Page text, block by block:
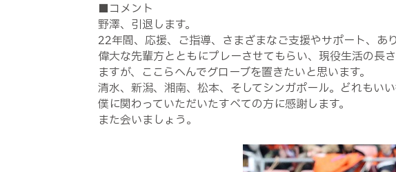
■コメント
野澤、引退します。
22年間、応援、ご指導、さまざまなご支援やサポート、あ
偉大な先輩方とともにプレーさせてもらい、現役生活の長
ますが、ここらへんでグローブを置きたいと思います。
清水、新潟、湘南、松本、そしてシンガポール。どれもい
僕に関わっていただいたすべての方に感謝します。
また会いましょう。